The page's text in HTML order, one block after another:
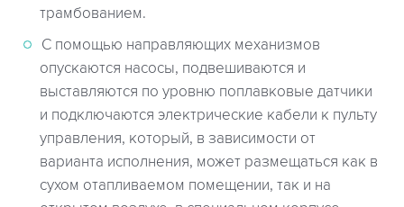
трамбованием.
С помощью направляющих механизмов
опускаются насосы, подвешиваются и
выставляются по уровню поплавковые датчики
и подключаются электрические кабели к пульту
управления, который, в зависимости от
варианта исполнения, может размещаться как в
сухом отапливаемом помещении, так и на